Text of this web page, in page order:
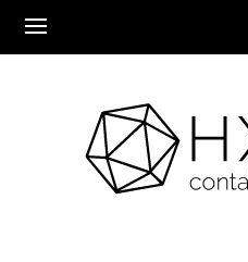
content